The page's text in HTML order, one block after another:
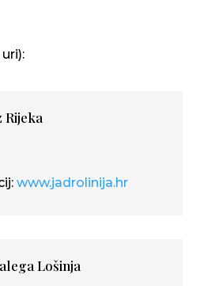
Rijeka
www.jadrolinija.hr
Lošinja